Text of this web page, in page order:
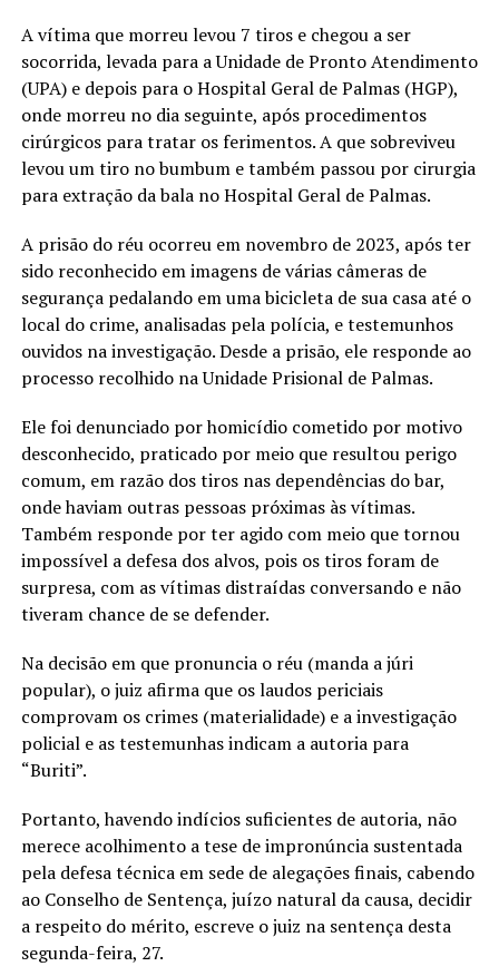
A vítima que morreu levou 7 tiros e chegou a ser
socorrida, levada para a Unidade de Pronto Atendimento
(UPA) e depois para o Hospital Geral de Palmas (HGP),
onde morreu no dia seguinte, após procedimentos
cirúrgicos para tratar os ferimentos. A que sobreviveu
levou um tiro no bumbum e também passou por cirurgia
para extração da bala no Hospital Geral de Palmas.
A prisão do réu ocorreu em novembro de 2023, após ter
sido reconhecido em imagens de várias câmeras de
segurança pedalando em uma bicicleta de sua casa até o
local do crime, analisadas pela polícia, e testemunhos
ouvidos na investigação. Desde a prisão, ele responde ao
processo recolhido na Unidade Prisional de Palmas.
Ele foi denunciado por homicídio cometido por motivo
desconhecido, praticado por meio que resultou perigo
comum, em razão dos tiros nas dependências do bar,
onde haviam outras pessoas próximas às vítimas.
Também responde por ter agido com meio que tornou
impossível a defesa dos alvos, pois os tiros foram de
surpresa, com as vítimas distraídas conversando e não
tiveram chance de se defender.
Na decisão em que pronuncia o réu (manda a júri
popular), o juiz afirma que os laudos periciais
comprovam os crimes (materialidade) e a investigação
policial e as testemunhas indicam a autoria para
“Buriti”.
Portanto, havendo indícios suficientes de autoria, não
merece acolhimento a tese de impronúncia sustentada
pela defesa técnica em sede de alegações finais, cabendo
ao Conselho de Sentença, juízo natural da causa, decidir
a respeito do mérito, escreve o juiz na sentença desta
segunda-feira, 27.